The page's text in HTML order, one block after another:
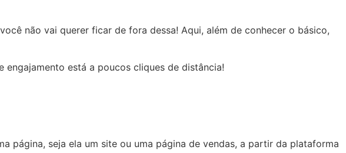
não vai querer ficar de fora dessa! Aqui, além de conhecer o básico,
engajamento está a poucos cliques de distância!
página, seja ela um site ou uma página de vendas, a partir da plataforma